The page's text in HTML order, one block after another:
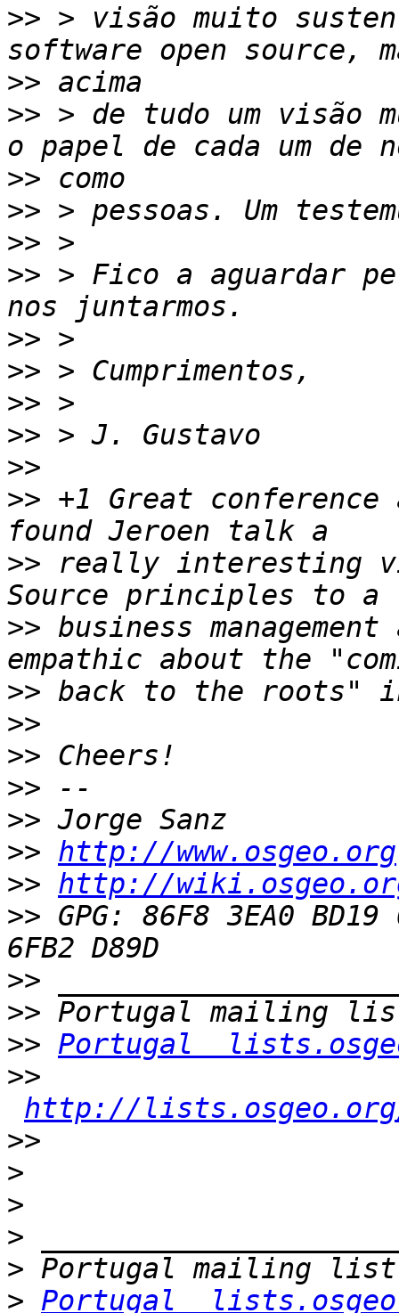
>> > visão muito
>>
>> > de tudo um visão
>>
>>
>>
>> > Fico a aguardar
>>
>>
>>
>>
>>
>> +1 Great
>> really interesting
>> business
>>
>>
>>
>>
>>
>> http://www.osgeo.org
>> http://
>> GPG: 86F8 3EA0
>>
>>
>> Portugal
>>
http://
>>
>
>
>
>
> Portugal